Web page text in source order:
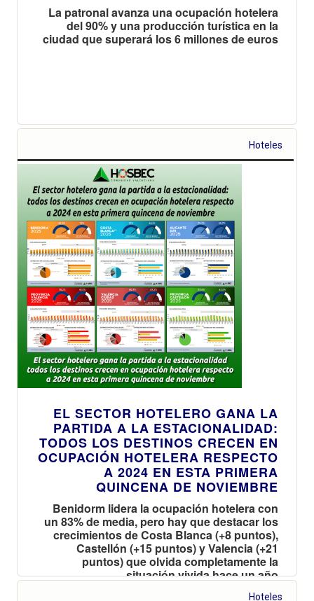
La patronal avanza una ocupación hotelera
del 90% y una producción turística en la
ciudad que superará los 6 millones de euros
Hoteles
EL SECTOR HOTELERO GANA LA
PARTIDA A LA ESTACIONALIDAD:
TODOS LOS DESTINOS CRECEN EN
OCUPACIÓN HOTELERA RESPECTO
A 2024 EN ESTA PRIMERA
QUINCENA DE NOVIEMBRE
Benidorm lidera la ocupación hotelera con
un 83% de media, pero hay que destacar los
crecimientos de Costa Blanca (+8 puntos),
Castellón (+15 puntos) y Valencia (+21
puntos) que olvida completamente la
situación vivida hace un año
Hoteles